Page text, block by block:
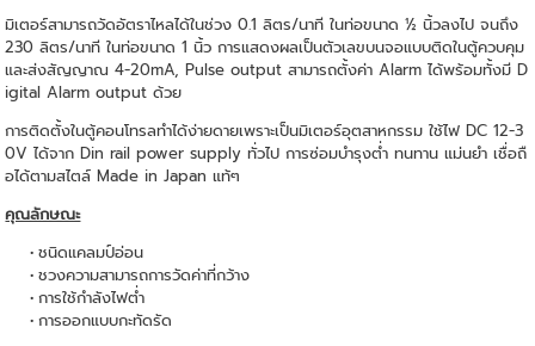
มิเตอร์สามารถวัดอัตราไหลได้ในช่วง 0.1 ลิตร/นาที ในท่อขนาด ½ นิ้วลงไป จนถึง
230 ลิตร/นาที ในท่อขนาด 1 นิ้ว การแสดงผลเป็นตัวเลขบนจอแบบติดในตู้ควบคุม
และส่งสัญญาณ 4-20mA, Pulse output สามารถตั้งค่า Alarm ได้พร้อมทั้งมี D
igital Alarm output ด้วย
การติดตั้งในตู้คอนโทรลทำได้ง่ายดายเพราะเป็นมิเตอร์อุตสาหกรรม ใช้ไฟ DC 12-3
0V ได้จาก Din rail power supply ทั่วไป การซ่อมบำรุงต่ำ ทนทาน แม่นยำ เชื่อถื
อได้ตามสไตล์ Made in Japan แท้ๆ
คุณลักษณะ
ชนิดแคลมป์อ่อน
ชวงความสามารถการวัดค่าที่กว้าง
การใช้กําลังไฟต่ำ
การออกแบบกะทัดรัด